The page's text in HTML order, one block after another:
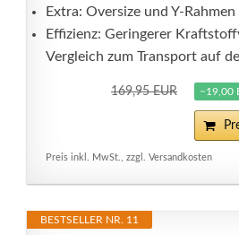
Extra: Oversize und Y-
Effizienz: Geringerer
Vergleich zum Transport auf
169,95 EUR −19,00
Preis inkl. MwSt., zzgl. Versandkosten
BESTSELLER NR. 11